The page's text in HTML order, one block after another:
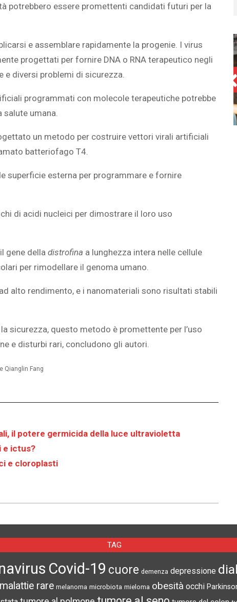
potrebbero essere promettenti candidati futuri per la
e assemblare rapidamente la progenie. I virus
progettati per fornire DNA o RNA terapeutico negli
e diversi problemi di sicurezza.
programmati con molecole terapeutiche potrebbe
umana.
un metodo per costruire vettori virali artificiali
batteriofago T4.
superficie esterna per programmare e fornire
di acidi nucleici per dimostrare il loro uso
gene della distrofina a lunghezza intera nelle cellule
per rimodellare il genoma umano.
alto rendimento, e i nanomateriali sono risultati stabili
sicurezza, questo metodo è promettente per l’uso
e disturbi rari, concludono gli autori.
Qianglin Fang
il potere germicida della luce ultravioletta
e ictus?
e cloroplasti
INFANTILE ASSOCIATI AD
TAG
Covid-19 cuore demenza depressione
malattie rare melanoma microbiota mieloma obesità occhi